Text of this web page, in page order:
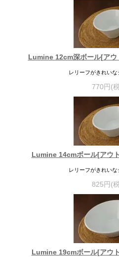
Lumine 12cm深ボール[ア
レリーフがきれいな
770円(
Lumine 14cmボール[アウ
レリーフがきれいな
825円(
Lumine 19cmボール[アウ